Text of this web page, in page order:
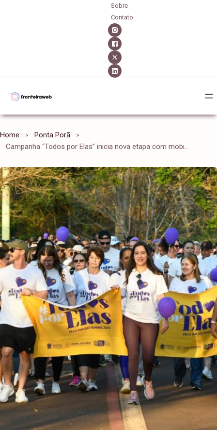
Sobre
Contato
Home
Ponta Porã
Campanha “Todos por Elas” inicia nova etapa com mobilizações e ações de proteção às mulheres